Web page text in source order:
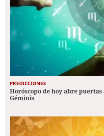
PREDICCIONES
Horóscopo de hoy abre
Géminis